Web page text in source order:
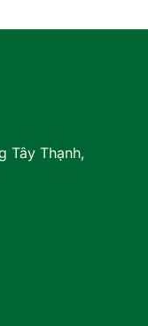
Tây Thạnh,